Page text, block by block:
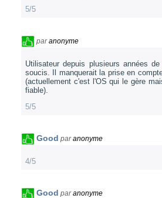
5/5
paranonyme
Utilisateur depuis plusieurs années
soucis. Il manquerait la prise en
(actuellement c'est l'OS qui le gère
fiable).
5/5
Good paranonyme
4/5
Good paranonyme